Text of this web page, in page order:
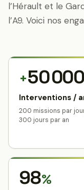
l’Hérault et le
l’A9. Voici nos
+50 000
Interventions /
200 missions par
300 jours par an
98%